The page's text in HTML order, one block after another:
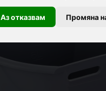
Аз отказвам Промяна